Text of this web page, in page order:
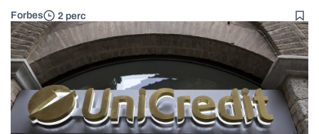
Forbes 2 perc